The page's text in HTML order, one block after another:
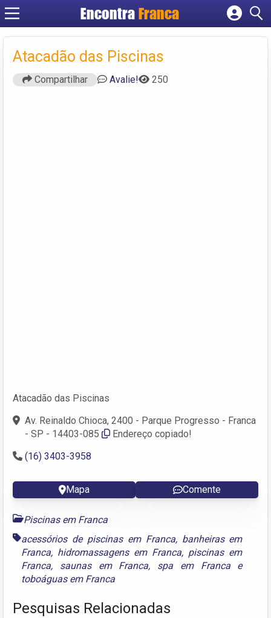
Encontra Franca
Cadastrar empresa
Criar conta
Atacadão das Piscinas
Compartilhar Avalie! 250
Atacadão das Piscinas
Av. Reinaldo Chioca, 2400 - Parque Progresso - Franca
- SP - 14403-085
Endereço copiado!
(16) 3403-3958
Mapa Comente
Piscinas em Franca
acessórios de piscinas em Franca, banheiras em
Franca, hidromassagens em Franca, piscinas em
Franca, saunas em Franca, spa em Francae
toboáguas em Franca
Pesquisas Relacionadas